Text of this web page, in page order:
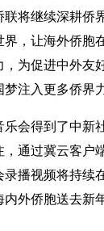
联将继续深耕侨
界，让海外侨胞
，为促进中外友
注入更多侨界
乐会得到了中新
，通过冀云客户
录播视频将持续
外侨胞送去新